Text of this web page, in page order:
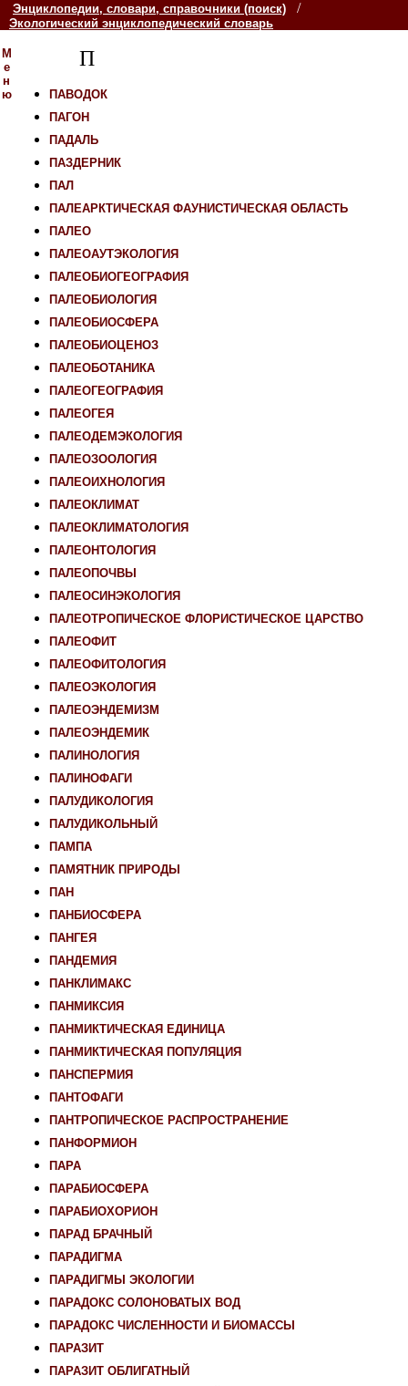
Энциклопедии, словари, справочники (поиск) /
Экологический энциклопедический словарь
М
е
н
ю
П
ПАВОДОК
ПАГОН
ПАДАЛЬ
ПАЗДЕРНИК
ПАЛ
ПАЛЕАРКТИЧЕСКАЯ ФАУНИСТИЧЕСКАЯ ОБЛАСТЬ
ПАЛЕО
ПАЛЕОАУТЭКОЛОГИЯ
ПАЛЕОБИОГЕОГРАФИЯ
ПАЛЕОБИОЛОГИЯ
ПАЛЕОБИОСФЕРА
ПАЛЕОБИОЦЕНОЗ
ПАЛЕОБОТАНИКА
ПАЛЕОГЕОГРАФИЯ
ПАЛЕОГЕЯ
ПАЛЕОДЕМЭКОЛОГИЯ
ПАЛЕОЗООЛОГИЯ
ПАЛЕОИХНОЛОГИЯ
ПАЛЕОКЛИМАТ
ПАЛЕОКЛИМАТОЛОГИЯ
ПАЛЕОНТОЛОГИЯ
ПАЛЕОПОЧВЫ
ПАЛЕОСИНЭКОЛОГИЯ
ПАЛЕОТРОПИЧЕСКОЕ ФЛОРИСТИЧЕСКОЕ ЦАРСТВО
ПАЛЕОФИТ
ПАЛЕОФИТОЛОГИЯ
ПАЛЕОЭКОЛОГИЯ
ПАЛЕОЭНДЕМИЗМ
ПАЛЕОЭНДЕМИК
ПАЛИНОЛОГИЯ
ПАЛИНОФАГИ
ПАЛУДИКОЛОГИЯ
ПАЛУДИКОЛЬНЫЙ
ПАМПА
ПАМЯТНИК ПРИРОДЫ
ПАН
ПАНБИОСФЕРА
ПАНГЕЯ
ПАНДЕМИЯ
ПАНКЛИМАКС
ПАНМИКСИЯ
ПАНМИКТИЧЕСКАЯ ЕДИНИЦА
ПАНМИКТИЧЕСКАЯ ПОПУЛЯЦИЯ
ПАНСПЕРМИЯ
ПАНТОФАГИ
ПАНТРОПИЧЕСКОЕ РАСПРОСТРАНЕНИЕ
ПАНФОРМИОН
ПАРА
ПАРАБИОСФЕРА
ПАРАБИОХОРИОН
ПАРАД БРАЧНЫЙ
ПАРАДИГМА
ПАРАДИГМЫ ЭКОЛОГИИ
ПАРАДОКС СОЛОНОВАТЫХ ВОД
ПАРАДОКС ЧИСЛЕННОСТИ И БИОМАССЫ
ПАРАЗИТ
ПАРАЗИТ ОБЛИГАТНЫЙ